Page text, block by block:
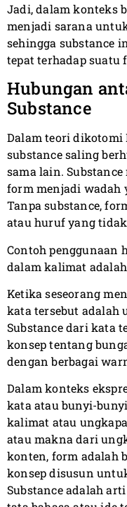
Jadi, dalam konteks
menjadi sarana
sehingga substance
tepat terhadap suatu
Hubungan
Substance
Dalam teori dikotomi
substance saling
sama lain.
form menjadi wadah
Tanpa substance,
atau huruf yang
Contoh penggunaan
dalam kalimat
Ketika seseorang
kata tersebut adalah
Substance dari kata
konsep tentang
dengan berbagai
Dalam konteks
kata atau bunyi-
kalimat atau
atau makna dari
konten, form adalah
konsep disusun
Substance adalah